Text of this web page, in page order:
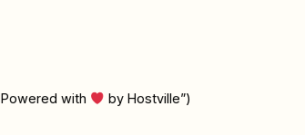
Powered with by Hostville”)